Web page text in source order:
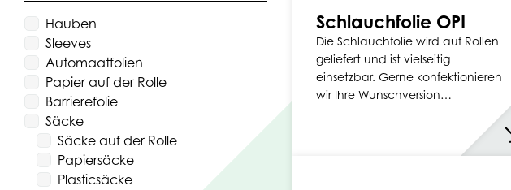
Hauben
Sleeves
Automaatfolien
Papier auf der Rolle
Barrierefolie
Säcke
Säcke auf der Rolle
Papiersäcke
Plasticsäcke
Schlauchfolie OPI
Die Schlauchfolie wird auf Rollen
geliefert und ist vielseitig
einsetzbar. Gerne konfektionieren
wir Ihre Wunschversion…